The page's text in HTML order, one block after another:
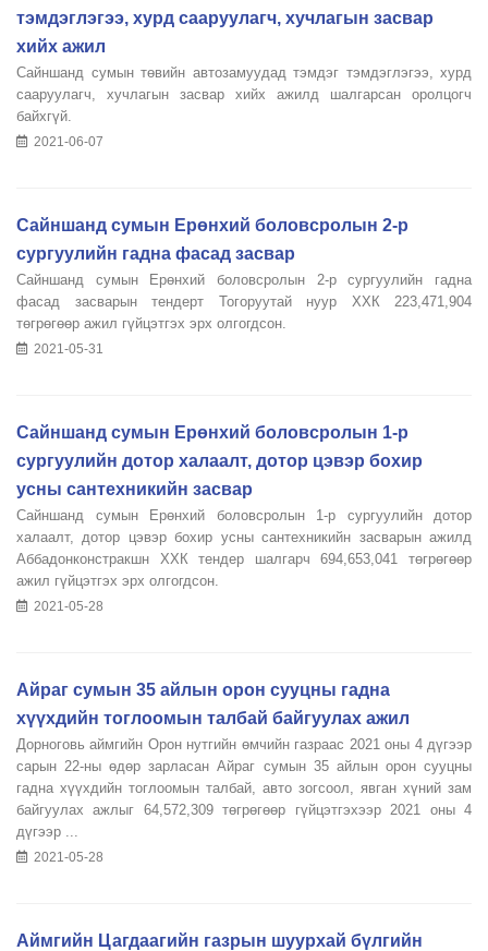
тэмдэглэгээ, хурд сааруулагч, хучлагын засвар
хийх ажил
Сайншанд сумын төвийн автозамуудад тэмдэг тэмдэглэгээ, хурд
сааруулагч, хучлагын засвар хийх ажилд шалгарсан оролцогч
байхгүй.
2021-06-07
Сайншанд сумын Ерөнхий боловсролын 2-р
сургуулийн гадна фасад засвар
Сайншанд сумын Ерөнхий боловсролын 2-р сургуулийн гадна
фасад засварын тендерт Тогоруутай нуур ХХК 223,471,904
төгрөгөөр ажил гүйцэтгэх эрх олгогдсон.
2021-05-31
Сайншанд сумын Ерөнхий боловсролын 1-р
сургуулийн дотор халаалт, дотор цэвэр бохир
усны сантехникийн засвар
Сайншанд сумын Ерөнхий боловсролын 1-р сургуулийн дотор
халаалт, дотор цэвэр бохир усны сантехникийн засварын ажилд
Аббадонконстракшн ХХК тендер шалгарч 694,653,041 төгрөгөөр
ажил гүйцэтгэх эрх олгогдсон.
2021-05-28
Айраг сумын 35 айлын орон сууцны гадна
хүүхдийн тоглоомын талбай байгуулах ажил
Дорноговь аймгийн Орон нутгийн өмчийн газраас 2021 оны 4 дүгээр
сарын 22-ны өдөр зарласан Айраг сумын 35 айлын орон сууцны
гадна хүүхдийн тоглоомын талбай, авто зогсоол, явган хүний зам
байгуулах ажлыг 64,572,309 төгрөгөөр гүйцэтгэхээр 2021 оны 4
дүгээр ...
2021-05-28
Аймгийн Цагдаагийн газрын шуурхай бүлгийн